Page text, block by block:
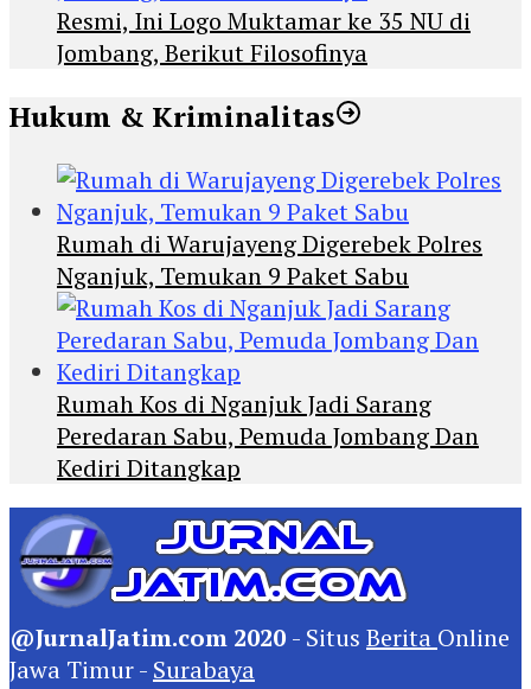
Resmi, Ini Logo Muktamar ke 35 NU di
Jombang, Berikut Filosofinya
Hukum & Kriminalitas
Rumah di Warujayeng Digerebek Polres
Nganjuk, Temukan 9 Paket Sabu
Rumah Kos di Nganjuk Jadi Sarang
Peredaran Sabu, Pemuda Jombang Dan
Kediri Ditangkap
@JurnalJatim.com 2020 - Situs Berita Online
Jawa Timur - Surabaya